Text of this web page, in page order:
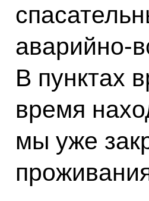
аварийно-
В пунктах
время
мы уже